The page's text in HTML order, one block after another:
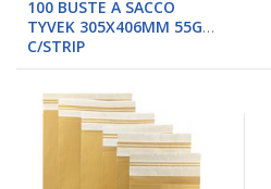
100 BUSTE A SACCO
TYVEK 305X406MM 55GR
C/STRIP